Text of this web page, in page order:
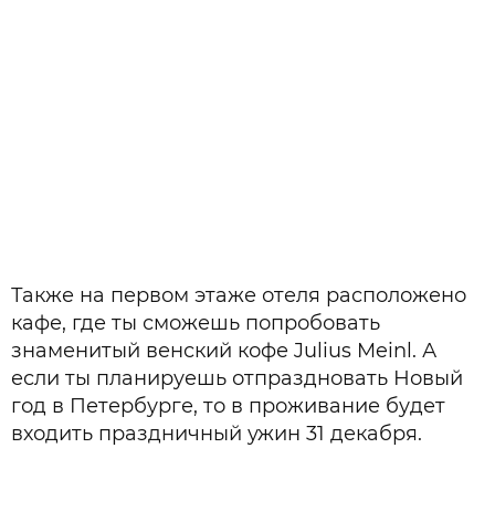
Также на первом этаже отеля расположено
кафе, где ты сможешь попробовать
знаменитый венский кофе Julius Meinl. А
если ты планируешь отпраздновать Новый
год в Петербурге, то в проживание будет
входить праздничный ужин 31 декабря.